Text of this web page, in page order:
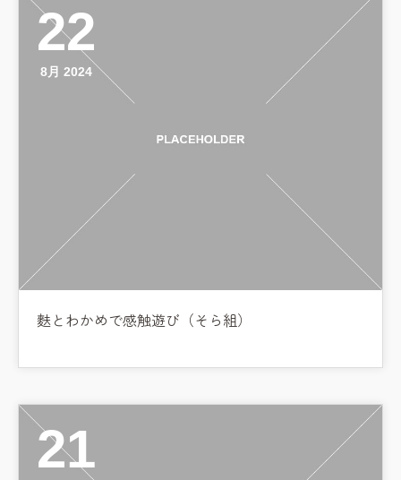
22
8月 2024
麩とわかめで感触遊び（そら組）
21